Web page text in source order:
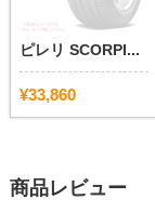
ピレリ SCORPI...
¥33,860
商品レビュー